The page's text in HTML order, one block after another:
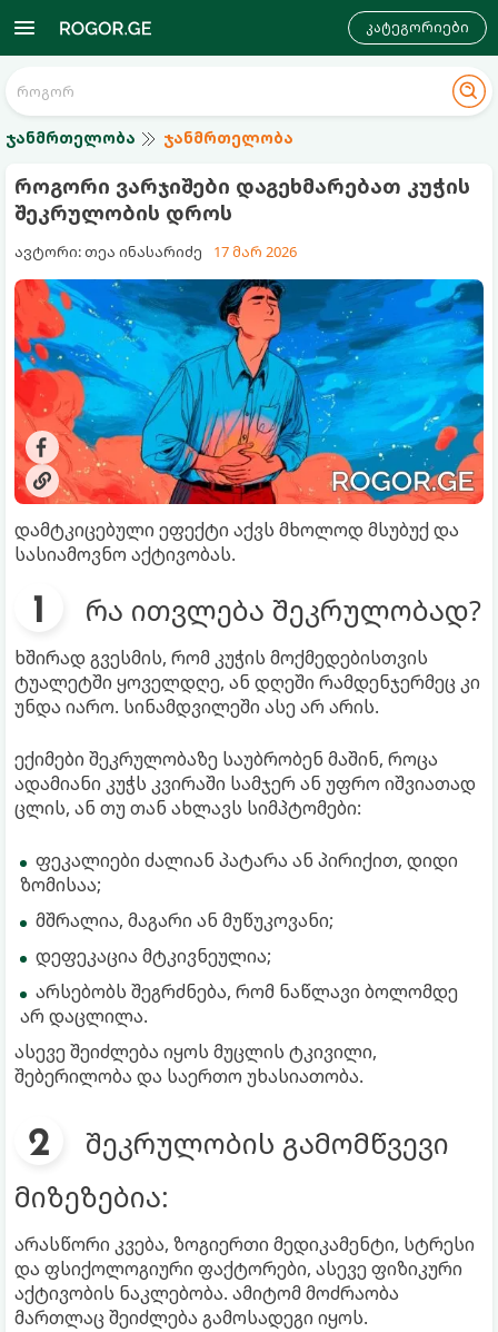
კატეგორიები
ჯანმრთელობა ჯანმრთელობა
როგორი ვარჯიშები დაგეხმარებათ კუჭის
შეკრულობის დროს
ავტორი: თეა ინასარიძე 17 მარ 2026
დამტკიცებული ეფექტი აქვს მხოლოდ მსუბუქ და
სასიამოვნო აქტივობას.
რა ითვლება შეკრულობად?
ხშირად გვესმის, რომ კუჭის მოქმედებისთვის
ტუალეტში ყოველდღე, ან დღეში რამდენჯერმეც კი
უნდა იარო. სინამდვილეში ასე არ არის.
ექიმები შეკრულობაზე საუბრობენ მაშინ, როცა
ადამიანი კუჭს კვირაში სამჯერ ან უფრო იშვიათად
ცლის, ან თუ თან ახლავს სიმპტომები:
ფეკალიები ძალიან პატარა ან პირიქით, დიდი
ზომისაა;
მშრალია, მაგარი ან მუწუკოვანი;
დეფეკაცია მტკივნეულია;
არსებობს შეგრძნება, რომ ნაწლავი ბოლომდე
არ დაცლილა.
ასევე შეიძლება იყოს მუცლის ტკივილი,
შებერილობა და საერთო უხასიათობა.
შეკრულობის გამომწვევი
მიზეზებია:
არასწორი კვება, ზოგიერთი მედიკამენტი, სტრესი
და ფსიქოლოგიური ფაქტორები, ასევე ფიზიკური
აქტივობის ნაკლებობა. ამიტომ მოძრაობა
მართლაც შეიძლება გამოსადეგი იყოს.